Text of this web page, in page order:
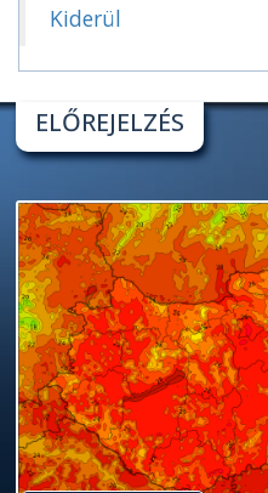
Kiderül
ELŐREJELZÉS